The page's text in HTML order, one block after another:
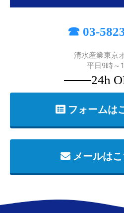
☎ 03-
清水産業東京
平日9時～
24h
フォームは
メールはこ